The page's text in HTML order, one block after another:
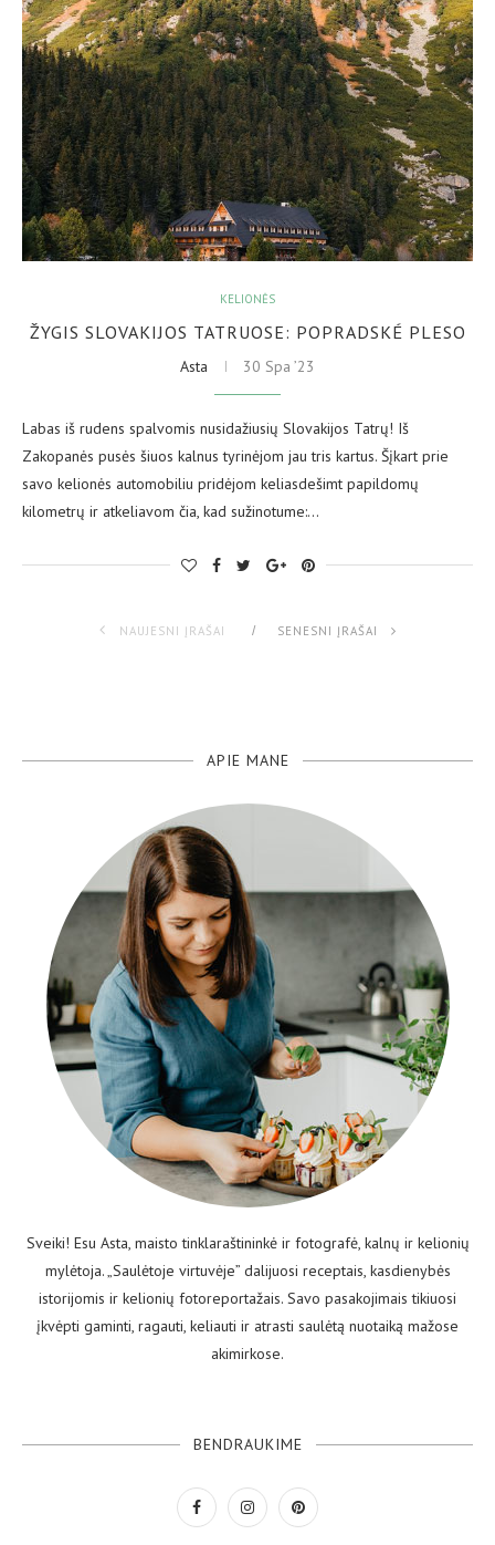
KELIONĖS
ŽYGIS SLOVAKIJOS TATRUOSE: POPRADSKÉ PLESO
Asta 30 Spa ’23
Labas iš rudens spalvomis nusidažiusių Slovakijos Tatrų! Iš
Zakopanės pusės šiuos kalnus tyrinėjom jau tris kartus. Šįkart prie
savo kelionės automobiliu pridėjom keliasdešimt papildomų
kilometrų ir atkeliavom čia, kad sužinotume:…
NAUJESNI ĮRAŠAI SENESNI ĮRAŠAI
APIE MANE
Sveiki! Esu Asta, maisto tinklaraštininkė ir fotografė, kalnų ir kelionių
mylėtoja. „Saulėtoje virtuvėje” dalijuosi receptais, kasdienybės
istorijomis ir kelionių fotoreportažais. Savo pasakojimais tikiuosi
įkvėpti gaminti, ragauti, keliauti ir atrasti saulėtą nuotaiką mažose
akimirkose.
BENDRAUKIME